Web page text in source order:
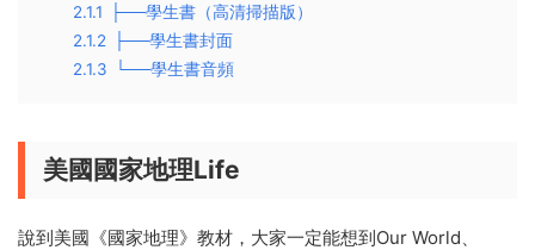
2.1.1
├──學生書（高清掃描版）
2.1.2
├──學生書封面
2.1.3
└──學生書音頻
美國國家地理Life
說到美國《國家地理》教材，大家一定能想到Our World、